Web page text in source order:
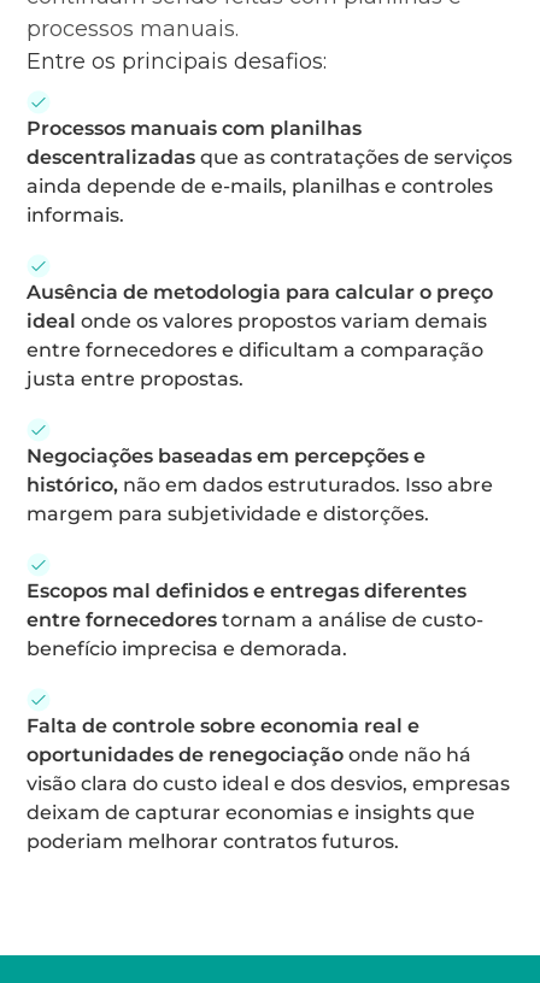
processos manuais.
Entre os principais desafios:
Processos manuais com planilhas
descentralizadas que as contratações de serviços
ainda depende de e-mails, planilhas e controles
informais.
Ausência de metodologia para calcular o preço
ideal onde os valores propostos variam demais
entre fornecedores e dificultam a comparação
justa entre propostas.
Negociações baseadas em percepções e
histórico, não em dados estruturados. Isso abre
margem para subjetividade e distorções.
Escopos mal definidos e entregas diferentes
entre fornecedores tornam a análise de custo-
benefício imprecisa e demorada.
Falta de controle sobre economia real e
oportunidades de renegociação onde não há
visão clara do custo ideal e dos desvios, empresas
deixam de capturar economias e insights que
poderiam melhorar contratos futuros.